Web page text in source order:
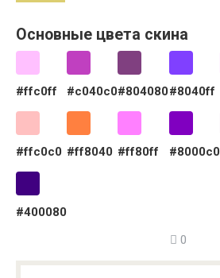
Основные цвета скина
#ffc0ff #c040c0#804080#8040ff
#ffc0c0 #ff8040 #ff80ff #8000c0
#400080
0